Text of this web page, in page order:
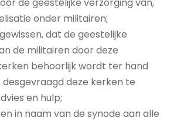
onder militairen;
dat de geestelijke
de militairen door deze
behoorlijk wordt ter hand
deze kerken te
en hulp;
in naam van de synode aan alle